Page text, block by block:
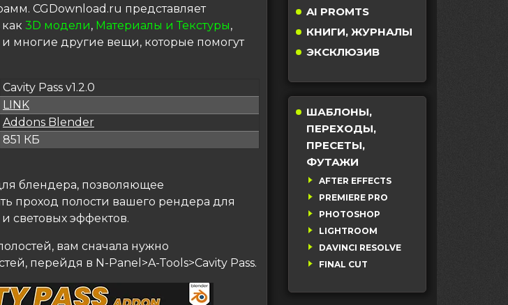
CGDownload.ru представляет
3D модели, Материалы и Текстуры,
и многие другие вещи, которые помогут
Cavity Pass v1.2.0
LINK
Addons Blender
851 КБ
блендера, позволяющее
проход полости вашего рендера для
световых эффектов.
вам сначала нужно
перейдя в N-Panel>A-Tools>Cavity Pass.
AI PROMTS
КНИГИ, ЖУРНАЛЫ
ЭКСКЛЮЗИВ
ШАБЛОНЫ,
ПЕРЕХОДЫ,
ПРЕСЕТЫ,
ФУТАЖИ
AFTER EFFECTS
PREMIERE PRO
PHOTOSHOP
LIGHTROOM
DAVINCI RESOLVE
FINAL CUT